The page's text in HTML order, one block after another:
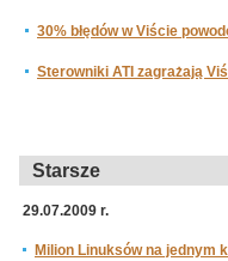
30% błędów w Viście
Sterowniki ATI zagrażają
Starsze
29.07.2009 r.
Milion Linuksów na jednym